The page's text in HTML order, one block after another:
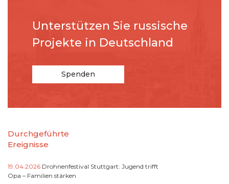
Unterstützen Sie russische
Projekte in Deutschland
Spenden
Durchgeführte
Ereignisse
19.04.2026 Drohnenfestival Stuttgart: Jugend trifft
Opa – Familien stärken